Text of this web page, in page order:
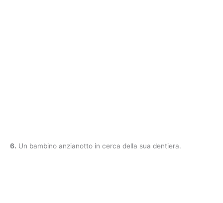
6. Un bambino anzianotto in cerca della sua dentiera.